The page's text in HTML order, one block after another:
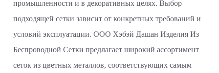
промышленности и в декоративных целях. Выбор
подходящей сетки зависит от конкретных требований и
условий эксплуатации. ООО Хэбэй Дашан Изделия Из
Беспроводной Сетки предлагает широкий ассортимент
сеток из цветных металлов, соответствующих самым